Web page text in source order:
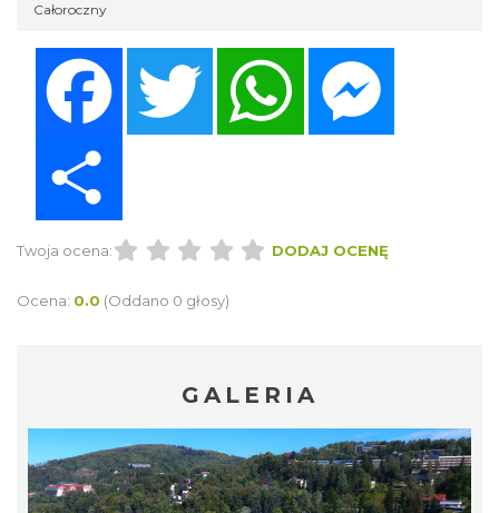
Całoroczny
Twitter WhatsApp
Twoja ocena: DODAJ OCENĘ
Ocena: 0.0 (Oddano 0 głosy)
GALERIA